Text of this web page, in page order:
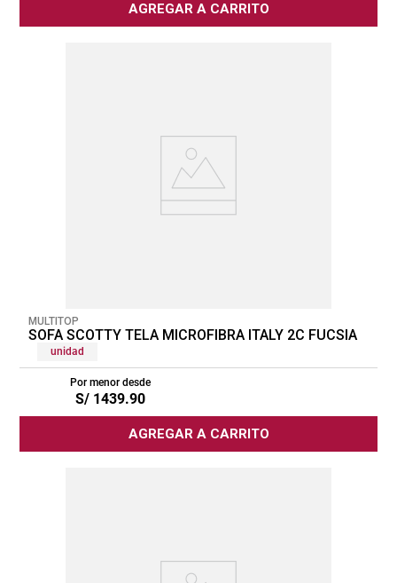
AGREGAR A CARRITO
MULTITOP
SOFA SCOTTY TELA MICROFIBRA ITALY 2C FUCSIA
unidad
Por menor desde
S/ 1439.90
AGREGAR A CARRITO